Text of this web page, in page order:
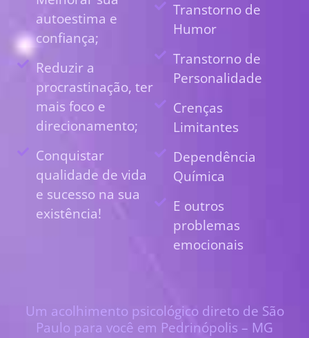
autoestima e
confiança;
Reduzir a
procrastinação, ter
mais foco e
direcionamento;
Conquistar
qualidade de vida
e sucesso na sua
existência!
Transtorno de
Humor
Transtorno de
Personalidade
Crenças
Limitantes
Dependência
Química
E outros
problemas
emocionais
Um acolhimento psicológico direto de São
Paulo para você em Pedrinópolis – MG